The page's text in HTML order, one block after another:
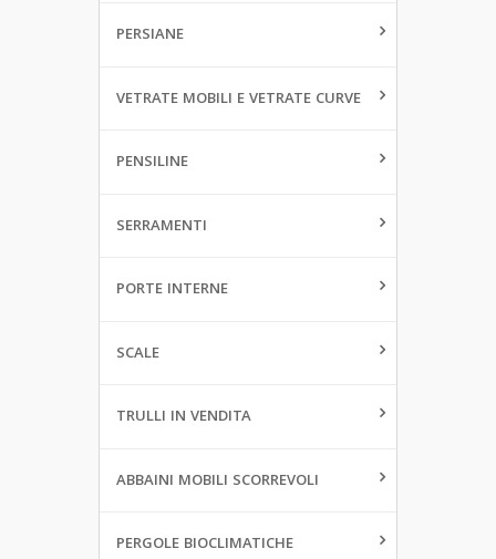
PERSIANE
VETRATE MOBILI E VETRATE CURVE
PENSILINE
SERRAMENTI
PORTE INTERNE
SCALE
TRULLI IN VENDITA
ABBAINI MOBILI SCORREVOLI
PERGOLE BIOCLIMATICHE